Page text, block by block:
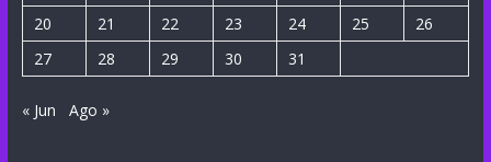
20
21 22 23 24 25
26
27
28 29 30 31
« Jun Ago »